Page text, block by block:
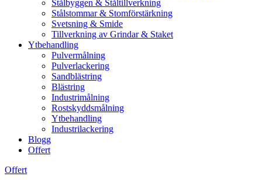
Stålbyggen & Ståltillverkning
Stålstommar & Stomförstärkning
Svetsning & Smide
Tillverkning av Grindar & Staket
Ytbehandling
Pulvermålning
Pulverlackering
Sandblästring
Blästring
Industrimålning
Rostskyddsmålning
Ytbehandling
Industrilackering
Blogg
Offert
Offert